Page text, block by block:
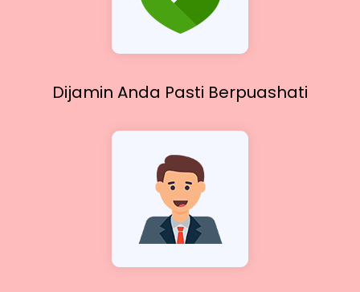
Dijamin Anda Pasti Berpuashati